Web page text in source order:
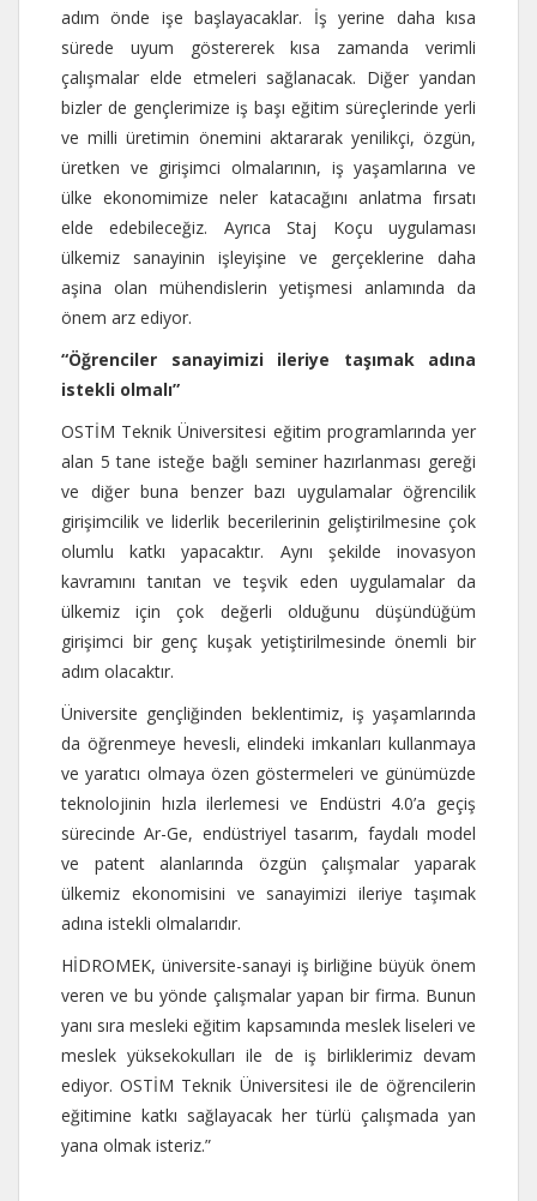
adım önde işe başlayacaklar. İş yerine daha kısa
sürede uyum göstererek kısa zamanda verimli
çalışmalar elde etmeleri sağlanacak. Diğer yandan
bizler de gençlerimize iş başı eğitim süreçlerinde yerli
ve milli üretimin önemini aktararak yenilikçi, özgün,
üretken ve girişimci olmalarının, iş yaşamlarına ve
ülke ekonomimize neler katacağını anlatma fırsatı
elde edebileceğiz. Ayrıca Staj Koçu uygulaması
ülkemiz sanayinin işleyişine ve gerçeklerine daha
aşina olan mühendislerin yetişmesi anlamında da
önem arz ediyor.
“Öğrenciler sanayimizi ileriye taşımak adına
istekli olmalı”
OSTİM Teknik Üniversitesi eğitim programlarında yer
alan 5 tane isteğe bağlı seminer hazırlanması gereği
ve diğer buna benzer bazı uygulamalar öğrencilik
girişimcilik ve liderlik becerilerinin geliştirilmesine çok
olumlu katkı yapacaktır. Aynı şekilde inovasyon
kavramını tanıtan ve teşvik eden uygulamalar da
ülkemiz için çok değerli olduğunu düşündüğüm
girişimci bir genç kuşak yetiştirilmesinde önemli bir
adım olacaktır.
Üniversite gençliğinden beklentimiz, iş yaşamlarında
da öğrenmeye hevesli, elindeki imkanları kullanmaya
ve yaratıcı olmaya özen göstermeleri ve günümüzde
teknolojinin hızla ilerlemesi ve Endüstri 4.0’a geçiş
sürecinde Ar-Ge, endüstriyel tasarım, faydalı model
ve patent alanlarında özgün çalışmalar yaparak
ülkemiz ekonomisini ve sanayimizi ileriye taşımak
adına istekli olmalarıdır.
HİDROMEK, üniversite-sanayi iş birliğine büyük önem
veren ve bu yönde çalışmalar yapan bir firma. Bunun
yanı sıra mesleki eğitim kapsamında meslek liseleri ve
meslek yüksekokulları ile de iş birliklerimiz devam
ediyor. OSTİM Teknik Üniversitesi ile de öğrencilerin
eğitimine katkı sağlayacak her türlü çalışmada yan
yana olmak isteriz.”